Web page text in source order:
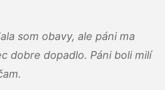
som obavy, ale páni ma
dobre dopadlo. Páni boli milí